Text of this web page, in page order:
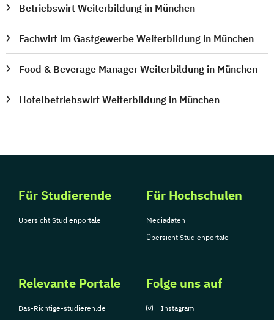
Betriebswirt Weiterbildung in München
Fachwirt im Gastgewerbe Weiterbildung in München
Food & Beverage Manager Weiterbildung in München
Hotelbetriebswirt Weiterbildung in München
Für Studierende
Übersicht Studienportale
Für Hochschulen
Mediadaten
Übersicht Studienportale
Relevante Portale
Das-Richtige-studieren.de
Folge uns auf
Instagram